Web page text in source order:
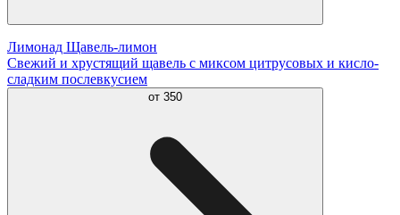
Лимонад Щавель-лимон
Свежий и хрустящий щавель с миксом цитрусовых и кисло-
сладким послевкусием
от 350